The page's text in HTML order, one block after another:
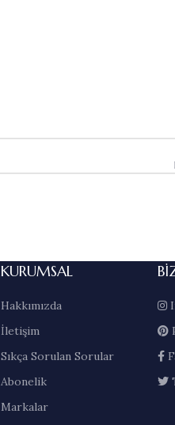
KURUMSAL
Hakkımızda
İletişim
Sıkça Sorulan Sorular
Abonelik
Markalar